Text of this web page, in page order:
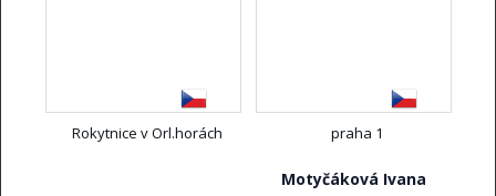
Rokytnice v Orl.horách praha 1
Motyčáková Ivana